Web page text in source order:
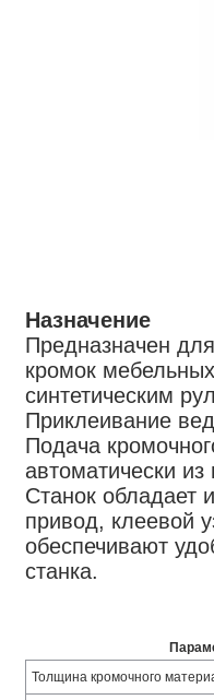
Назначение
Предназначен
кромок
синтетическим
Приклеивание
Подача
автоматически
Станок обладает
привод, клеевой
обеспечивают
станка.
Толщина кромочного